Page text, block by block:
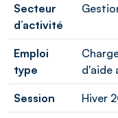
Secteur
d’activité
Emploi
type
d'aide
Session Hiver